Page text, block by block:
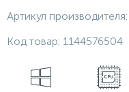
Артикул производителя:
Код товар: 1144576504